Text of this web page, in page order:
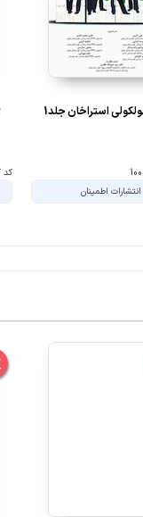
استراخان جلد1
انتشارات اطمینان
کد